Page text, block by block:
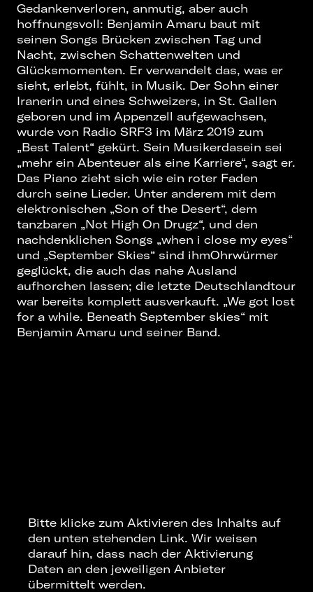
Gedankenverloren, anmutig, aber auch
hoffnungsvoll: Benjamin Amaru baut mit
seinen Songs Brücken zwischen Tag und
Nacht, zwischen Schattenwelten und
Glücksmomenten. Er verwandelt das, was er
sieht, erlebt, fühlt, in Musik. Der Sohn einer
Iranerin und eines Schweizers, in St. Gallen
geboren und im Appenzell aufgewachsen,
wurde von Radio SRF3 im März 2019 zum
„Best Talent“ gekürt. Sein Musikerdasein sei
„mehr ein Abenteuer als eine Karriere“, sagt er.
Das Piano zieht sich wie ein roter Faden
durch seine Lieder. Unter anderem mit dem
elektronischen „Son of the Desert“, dem
tanzbaren „Not High On Drugz“, und den
nachdenklichen Songs „when i close my eyes“
und „September Skies“ sind ihmOhrwürmer
geglückt, die auch das nahe Ausland
aufhorchen lassen; die letzte Deutschlandtour
war bereits komplett ausverkauft. „We got lost
for a while. Beneath September skies“ mit
Benjamin Amaru und seiner Band.
Bitte klicke zum Aktivieren des Inhalts auf
den unten stehenden Link. Wir weisen
darauf hin, dass nach der Aktivierung
Daten an den jeweiligen Anbieter
übermittelt werden.